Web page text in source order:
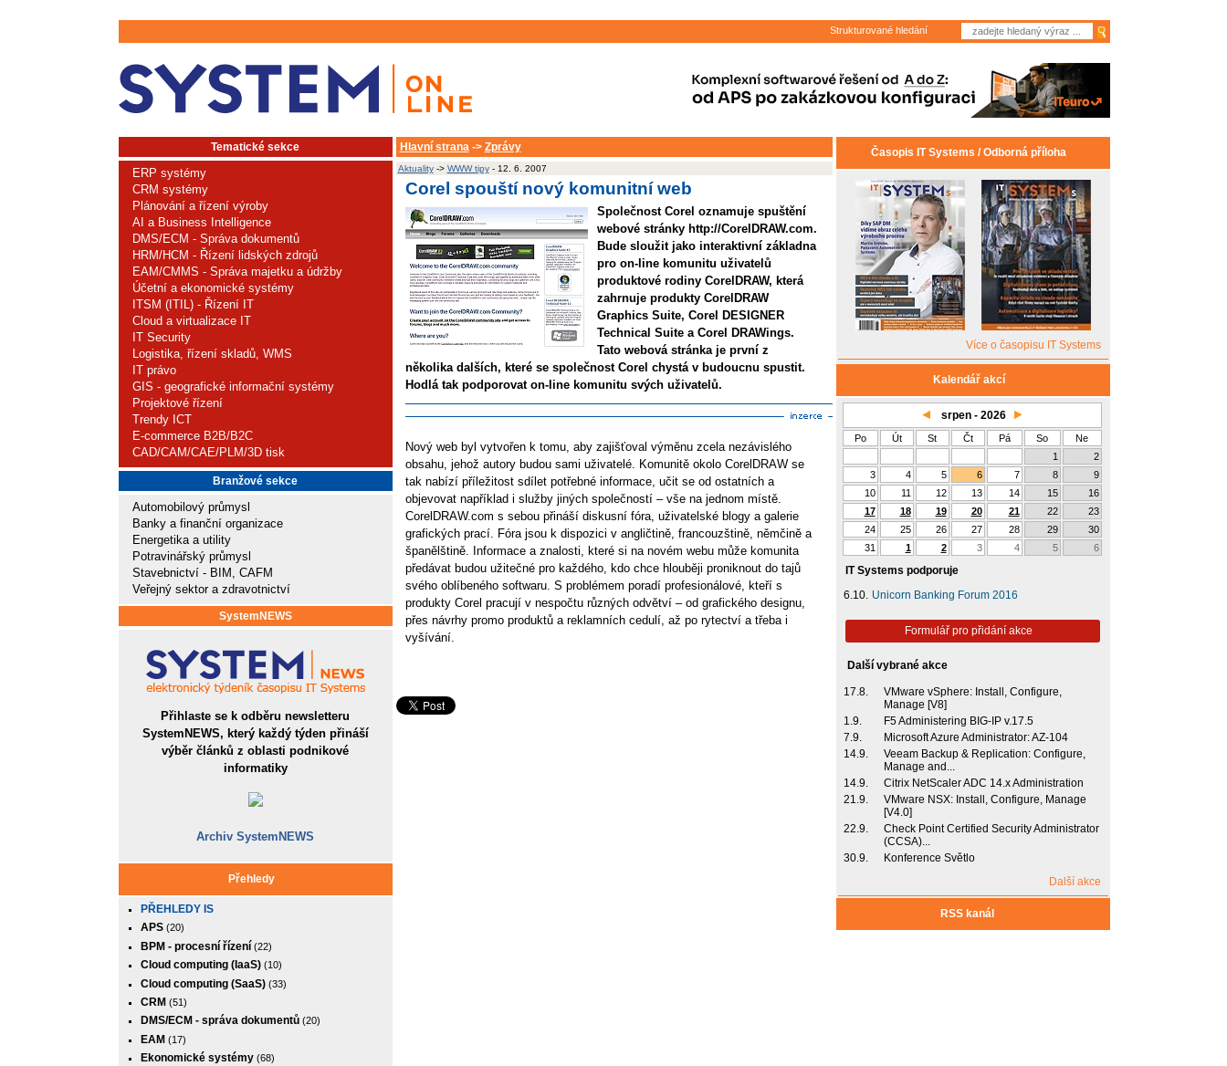
Strukturované hledání
Tematické sekce
ERP systémy
CRM systémy
Plánování a řízení výroby
AI a Business Intelligence
DMS/ECM - Správa dokumentů
HRM/HCM - Řízení lidských zdrojů
EAM/CMMS - Správa majetku a údržby
Účetní a ekonomické systémy
ITSM (ITIL) - Řízení IT
Cloud a virtualizace IT
IT Security
Logistika, řízení skladů, WMS
IT právo
GIS - geografické informační systémy
Projektové řízení
Trendy ICT
E-commerce B2B/B2C
CAD/CAM/CAE/PLM/3D tisk
Branžové sekce
Automobilový průmysl
Banky a finanční organizace
Energetika a utility
Potravinářský průmysl
Stavebnictví - BIM, CAFM
Veřejný sektor a zdravotnictví
SystemNEWS
Přihlaste se k odběru newsletteru
SystemNEWS, který každý týden přináší
výběr článků z oblasti podnikové
informatiky
Archiv SystemNEWS
Přehledy
PŘEHLEDY IS
APS(20)
BPM - procesní řízení(22)
Cloud computing (IaaS)(10)
Cloud computing (SaaS)(33)
CRM (51)
DMS/ECM - správa dokumentů(20)
EAM (17)
Ekonomické systémy(68)
Hlavní strana-> Zprávy
Aktuality-> WWW tipy- 12. 6. 2007
Corel spouští nový komunitní web
Společnost Corel oznamuje spuštění
webové stránky http://CorelDRAW.com.
Bude sloužit jako interaktivní základna
pro on-line komunitu uživatelů
produktové rodiny CorelDRAW, která
zahrnuje produkty CorelDRAW
Graphics Suite, Corel DESIGNER
Technical Suite a Corel DRAWings.
Tato webová stránka je první z
několika dalších, které se společnost Corel chystá v budoucnu spustit.
Hodlá tak podporovat on-line komunitu svých uživatelů.
Nový web byl vytvořen k tomu, aby zajišťoval výměnu zcela nezávislého
obsahu, jehož autory budou sami uživatelé. Komunitě okolo CorelDRAW se
tak nabízí příležitost sdílet potřebné informace, učit se od ostatních a
objevovat například i služby jiných společností – vše na jednom místě.
CorelDRAW.com s sebou přináší diskusní fóra, uživatelské blogy a galerie
grafických prací. Fóra jsou k dispozici v angličtině, francouzštině, němčině a
španělštině. Informace a znalosti, které si na novém webu může komunita
předávat budou užitečné pro každého, kdo chce hlouběji proniknout do tajů
svého oblíbeného softwaru. S problémem poradí profesionálové, kteří s
produkty Corel pracují v nespočtu různých odvětví – od grafického designu,
přes návrhy promo produktů a reklamních cedulí, až po rytectví a třeba i
vyšívání.
Časopis IT Systems / Odborná příloha
Více o časopisu IT Systems
Kalendář akcí
srpen - 2026
Po Út St Čt Pá So
Ne
1
2
3
4 5 6 7 8
9
10
11 12 13 14 15
16
17
18 19 20 21 22
23
24
25 26 27 28 29
30
31
1 2 3 4 5 6
IT Systems podporuje
6.10. Unicorn Banking Forum 2016
Formulář pro přidání akce
Další vybrané akce
17.8.
VMware vSphere: Install, Configure,
Manage [V8]
1.9.
F5 Administering BIG-IP v.17.5
7.9.
Microsoft Azure Administrator: AZ-104
14.9.
Veeam Backup & Replication: Configure,
Manage and...
14.9.
Citrix NetScaler ADC 14.x Administration
21.9.
VMware NSX: Install, Configure, Manage
[V4.0]
22.9.
Check Point Certified Security Administrator
(CCSA)...
30.9.
Konference Světlo
Další akce
RSS kanál